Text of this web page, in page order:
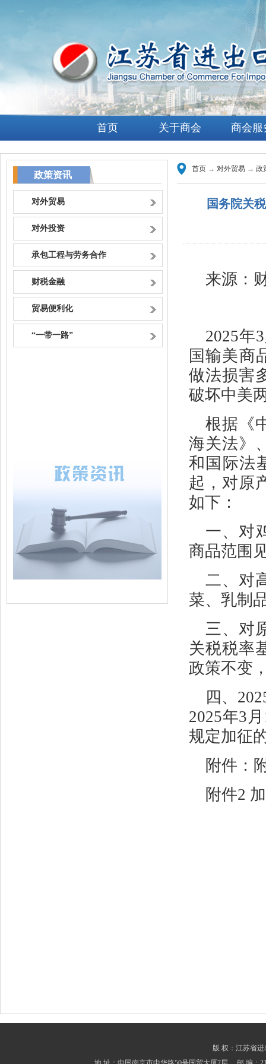
首页 关于商会 商会服
政策资讯
对外贸易
对外投资
承包工程与劳务合作
财税金融
贸易便利化
“一带一路”
首页 → 对外贸易 → 政
国务院关
来源：
2025年
国输美商
做法损害
破坏中美
根据《
海关法》
和国际法
起，对原
如下：
一、对
商品范围
二、对
菜、乳制
三、对
关税税率
政策不变
四、
2025年3
规定加征
附件：
附件2
版 权：江苏省